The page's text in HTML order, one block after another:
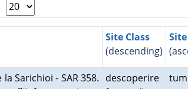
Site Class
(descending)
Sarichioi - SAR 358. descoperire